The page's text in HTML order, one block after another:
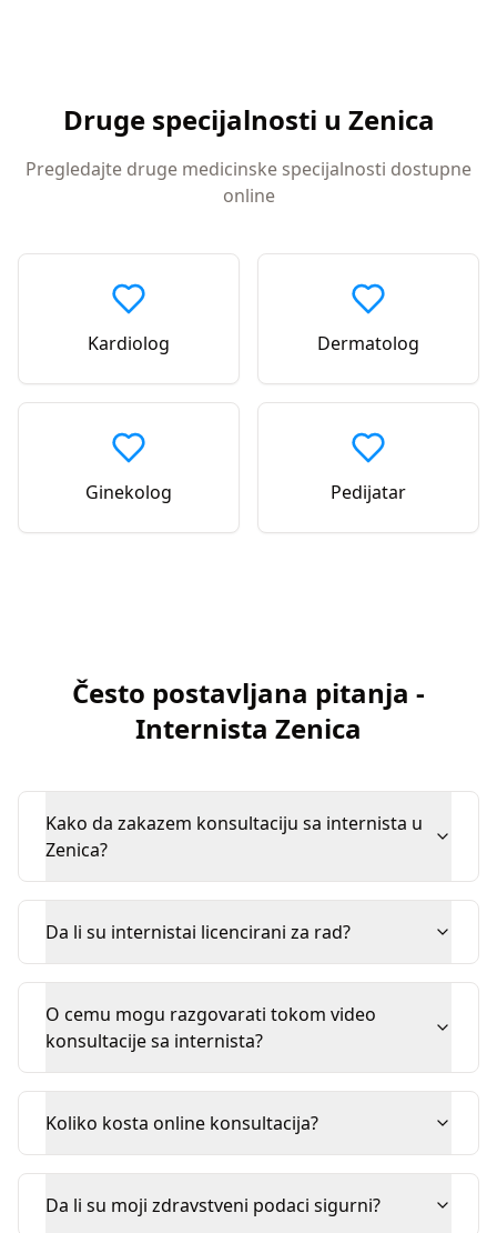
Druge specijalnosti u Zenica
Pregledajte druge medicinske specijalnosti dostupne
online
Kardiolog Dermatolog
Ginekolog Pedijatar
Često postavljana pitanja -
Internista Zenica
Kako da zakazem konsultaciju sa internista u
Zenica?
Da li su internistai licencirani za rad?
O cemu mogu razgovarati tokom video
konsultacije sa internista?
Koliko kosta online konsultacija?
Da li su moji zdravstveni podaci sigurni?